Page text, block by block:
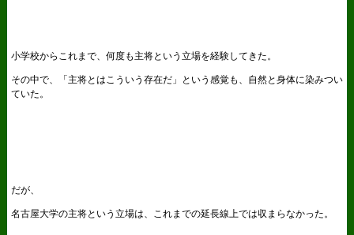
小学校からこれまで、何度も主将という立場を経験してきた。
その中で、「主将とはこういう存在だ」という感覚も、自然と身体に染みつい
ていた。
だが、
名古屋大学の主将という立場は、これまでの延長線上では収まらなかった。